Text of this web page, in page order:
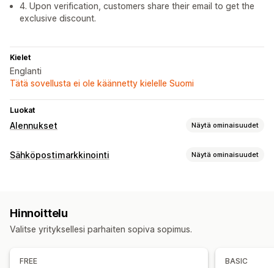
4. Upon verification, customers share their email to get the
exclusive discount.
Kielet
Englanti
Tätä sovellusta ei ole käännetty kielelle Suomi
Luokat
Alennukset Näytä ominaisuudet
Alennustyypit
Käynnistimet ja säännöt
Sähköpostimarkkinointi Näytä ominaisuudet
Hinnoittelu
Valitse yrityksellesi parhaiten sopiva sopimus.
FREE BASIC